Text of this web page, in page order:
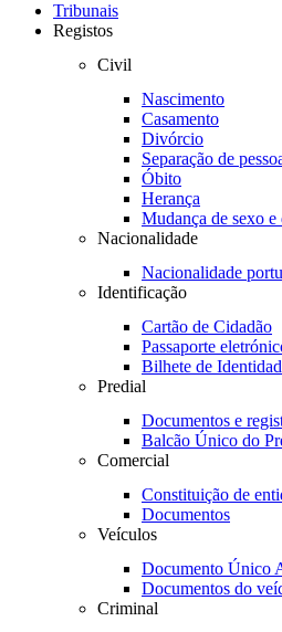
Tribunais
Registos
Civil
Nascimento
Casamento
Divórcio
Separação de
Óbito
Herança
Mudança de sexo
Nacionalidade
Nacionalidade
Identificação
Cartão de Cidadão
Passaporte
Bilhete de
Predial
Documentos e
Balcão Único do
Comercial
Constituição de
Documentos
Veículos
Documento Único
Documentos do
Criminal